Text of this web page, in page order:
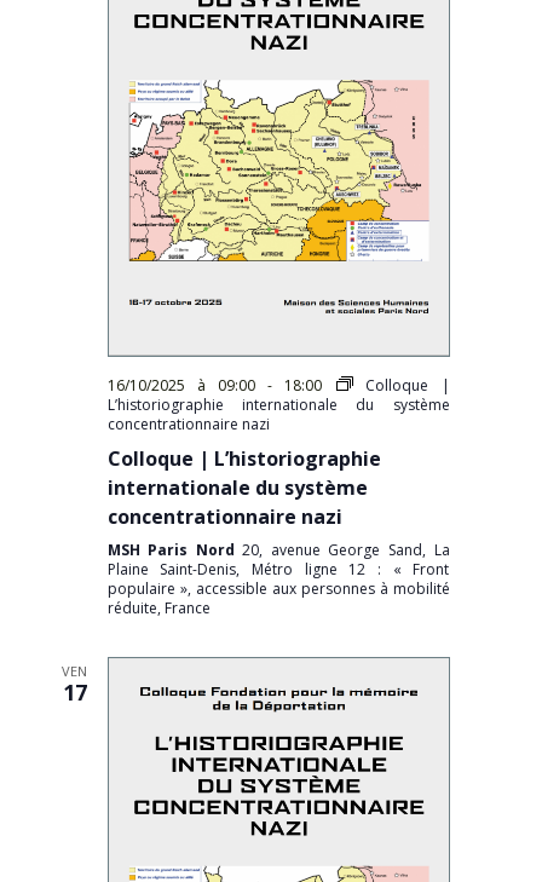
16/10/2025 à 09:00- 18:00
Colloque |
L’historiographie internationale du système
concentrationnaire nazi
Colloque | L’historiographie
internationale du système
concentrationnaire nazi
MSH Paris Nord20, avenue George Sand, La
Plaine Saint-Denis, Métro ligne 12 : « Front
populaire », accessible aux personnes à mobilité
réduite, France
VEN
17